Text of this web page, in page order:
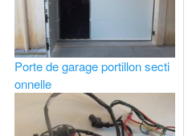
Porte de garage portillon secti
onnelle